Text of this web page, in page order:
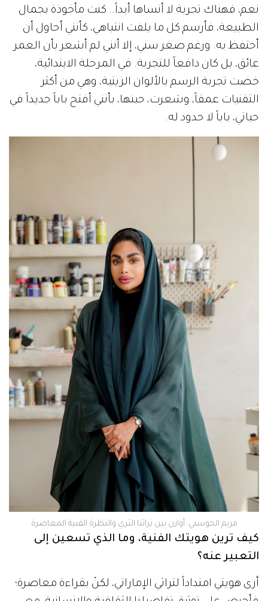
نعم، فهناك تجربة لا أنساها أبداً.. كنت مأخوذة بجمال
الطبيعة، فأرسم كل ما يلفت انتباهي، كأنني أحاول أن
أحتفظ به. ورغم صغر سني، إلا أنني لم أشعر بأن العمر
عائق، بل كان دافعاً للتجربة. في المرحلة الابتدائية،
خضت تجربة الرسم بالألوان الزيتية، وهي من أكثر
التقنيات عمقاً، وشعرت، حينها، بأنني أفتح باباً جديداً في
حياتي، باباً لا حدود له.
مريم الحوسني: أوازن بين تراثنا الثري والنظرة الفنية المعاصرة
كيف ترين هويتك الفنية، وما الذي تسعين إلى
التعبير عنه؟
أرى هويتي امتداداً لتراثي الإماراتي، لكنْ بقراءة معاصرة؛